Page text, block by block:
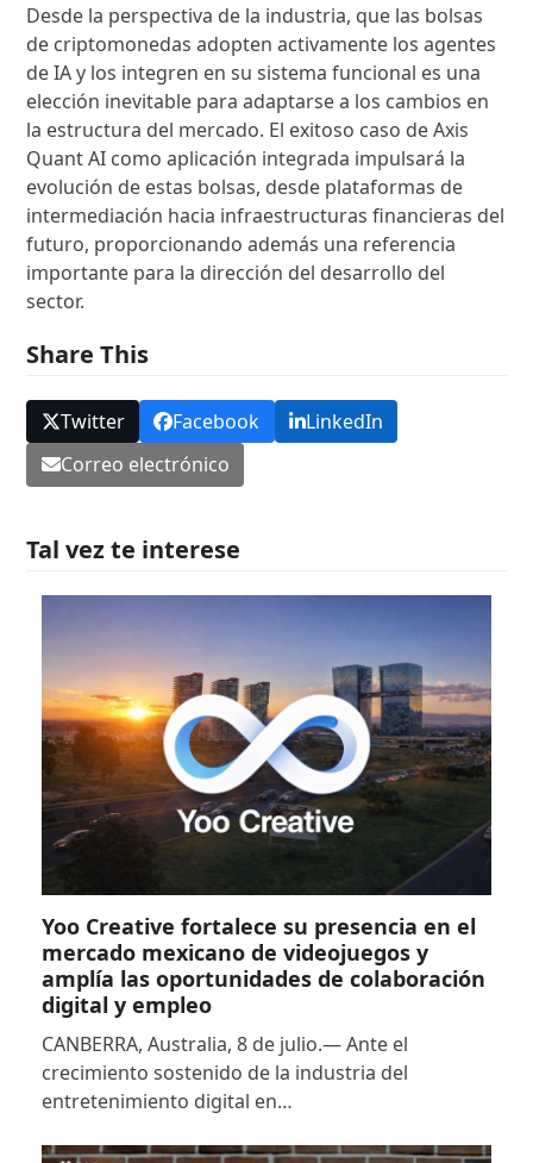
Desde la perspectiva de la industria, que las bolsas
de criptomonedas adopten activamente los agentes
de IA y los integren en su sistema funcional es una
elección inevitable para adaptarse a los cambios en
la estructura del mercado. El exitoso caso de Axis
Quant AI como aplicación integrada impulsará la
evolución de estas bolsas, desde plataformas de
intermediación hacia infraestructuras financieras del
futuro, proporcionando además una referencia
importante para la dirección del desarrollo del
sector.
Share This
Twitter Facebook
LinkedIn
Correo electrónico
Tal vez te interese
Yoo Creative fortalece su presencia en el
mercado mexicano de videojuegos y
amplía las oportunidades de colaboración
digital y empleo
CANBERRA, Australia, 8 de julio.— Ante el
crecimiento sostenido de la industria del
entretenimiento digital en…